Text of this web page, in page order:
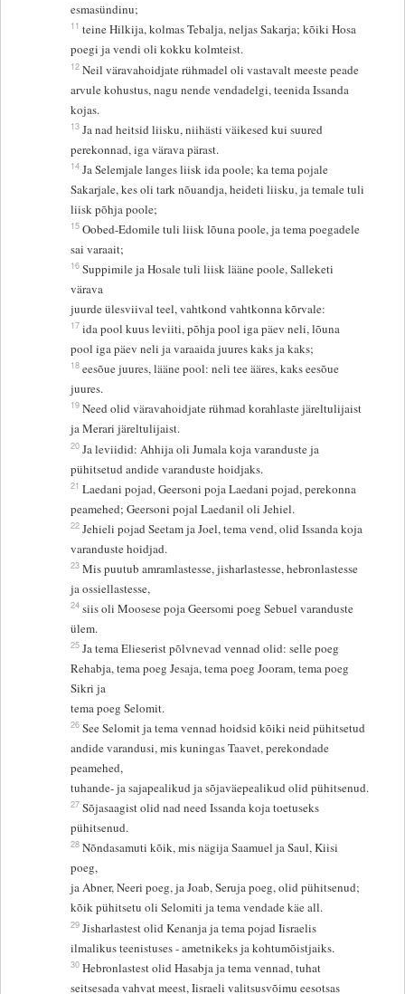
esmasündinu;
11 teine Hilkija, kolmas Tebalja, neljas Sakarja; kõiki Hosa
poegi ja vendi oli kokku kolmteist.
12 Neil väravahoidjate rühmadel oli vastavalt meeste peade
arvule kohustus, nagu nende vendadelgi, teenida Issanda
kojas.
13 Ja nad heitsid liisku, niihästi väikesed kui suured
perekonnad, iga värava pärast.
14 Ja Selemjale langes liisk ida poole; ka tema pojale
Sakarjale, kes oli tark nõuandja, heideti liisku, ja temale tuli
liisk põhja poole;
15 Oobed-Edomile tuli liisk lõuna poole, ja tema poegadele
sai varaait;
16 Suppimile ja Hosale tuli liisk lääne poole, Salleketi
värava
juurde ülesviival teel, vahtkond vahtkonna kõrvale:
17 ida pool kuus leviiti, põhja pool iga päev neli, lõuna
pool iga päev neli ja varaaida juures kaks ja kaks;
18 eesõue juures, lääne pool: neli tee ääres, kaks eesõue
juures.
19 Need olid väravahoidjate rühmad korahlaste järeltulijaist
ja Merari järeltulijaist.
20 Ja leviidid: Ahhija oli Jumala koja varanduste ja
pühitsetud andide varanduste hoidjaks.
21 Laedani pojad, Geersoni poja Laedani pojad, perekonna
peamehed; Geersoni pojal Laedanil oli Jehiel.
22 Jehieli pojad Seetam ja Joel, tema vend, olid Issanda koja
varanduste hoidjad.
23 Mis puutub amramlastesse, jisharlastesse, hebronlastesse
ja ossiellastesse,
24 siis oli Moosese poja Geersomi poeg Sebuel varanduste
ülem.
25 Ja tema Elieserist põlvnevad vennad olid: selle poeg
Rehabja, tema poeg Jesaja, tema poeg Jooram, tema poeg
Sikri ja
tema poeg Selomit.
26 See Selomit ja tema vennad hoidsid kõiki neid pühitsetud
andide varandusi, mis kuningas Taavet, perekondade
peamehed,
tuhande- ja sajapealikud ja sõjaväepealikud olid pühitsenud.
27 Sõjasaagist olid nad need Issanda koja toetuseks
pühitsenud.
28 Nõndasamuti kõik, mis nägija Saamuel ja Saul, Kiisi
poeg,
ja Abner, Neeri poeg, ja Joab, Seruja poeg, olid pühitsenud;
kõik pühitsetu oli Selomiti ja tema vendade käe all.
29 Jisharlastest olid Kenanja ja tema pojad Iisraelis
ilmalikus teenistuses - ametnikeks ja kohtumõistjaiks.
30 Hebronlastest olid Hasabja ja tema vennad, tuhat
seitsesada vahvat meest, Iisraeli valitsusvõimu eesotsas